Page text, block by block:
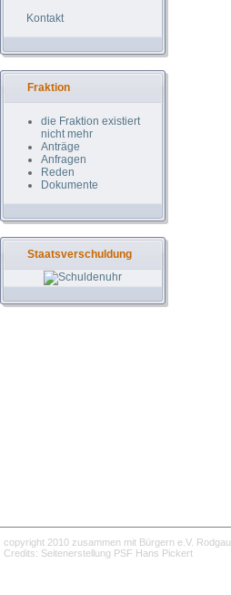
Kontakt
Fraktion
die Fraktion existiert
nicht mehr
Anträge
Anfragen
Reden
Dokumente
Staatsverschuldung
copyright 2010 zusammen mit Bürgern e.V. Rodgau
Credits: Seitenerstellung PSF Hans Pickert